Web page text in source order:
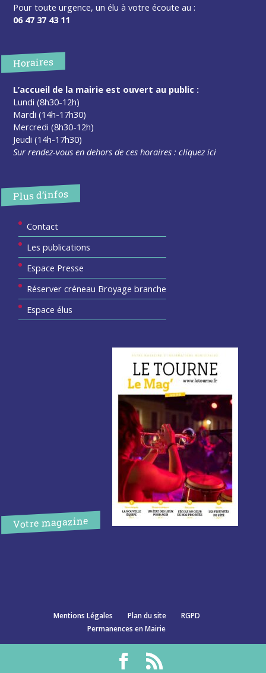
Pour toute urgence, un élu à votre écoute au :
06 47 37 43 11
Horaires
L’accueil de la mairie est ouvert au public :
Lundi (8h30-12h)
Mardi (14h-17h30)
Mercredi (8h30-12h)
Jeudi (14h-17h30)
Sur rendez-vous en dehors de ces horaires :cliquez ici
Plus d’infos
Contact
Les publications
Espace Presse
Réserver créneau Broyage branche
Espace élus
Votre magazine
Mentions Légales Plan du site
RGPD
Permanences en Mairie